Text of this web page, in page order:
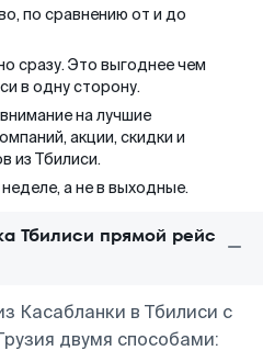
по сравнению от и до
сразу. Это выгоднее чем
в одну сторону.
на лучшие
акции, скидки и
из Тбилиси.
а не в выходные.
Тбилиси прямой рейс
Касабланки в Тбилиси с
двумя способами: